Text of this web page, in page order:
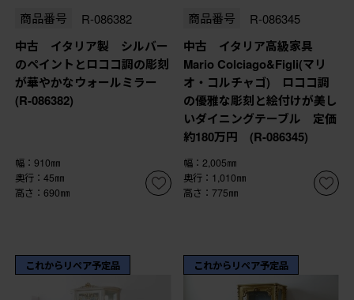
商品番号 R-086382
中古 イタリア製 シルバー
のペイントとロココ調の彫刻
が華やかなウォールミラー
(R-086382)
幅：910㎜
奥行：45㎜
高さ：690㎜
商品番号 R-086345
中古 イタリア高級家具
Mario Colciago&Figli(マリ
オ・コルチャゴ) ロココ調
の優雅な彫刻と絵付けが美し
いダイニングテーブル 定価
約180万円 (R-086345)
幅：2,005㎜
奥行：1,010㎜
高さ：775㎜
これからリペア予定品 これからリペア予定品